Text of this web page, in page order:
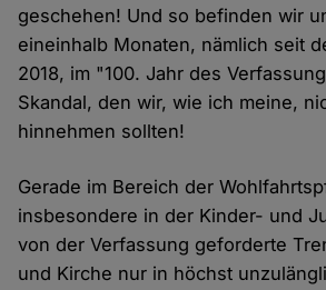
geschehen! Und so befinden wir
eineinhalb Monaten, nämlich seit
2018, im "100. Jahr des
Skandal, den wir, wie ich meine,
hinnehmen sollten!
Gerade im Bereich der
insbesondere in der Kinder- und
von der Verfassung geforderte
und Kirche nur in höchst